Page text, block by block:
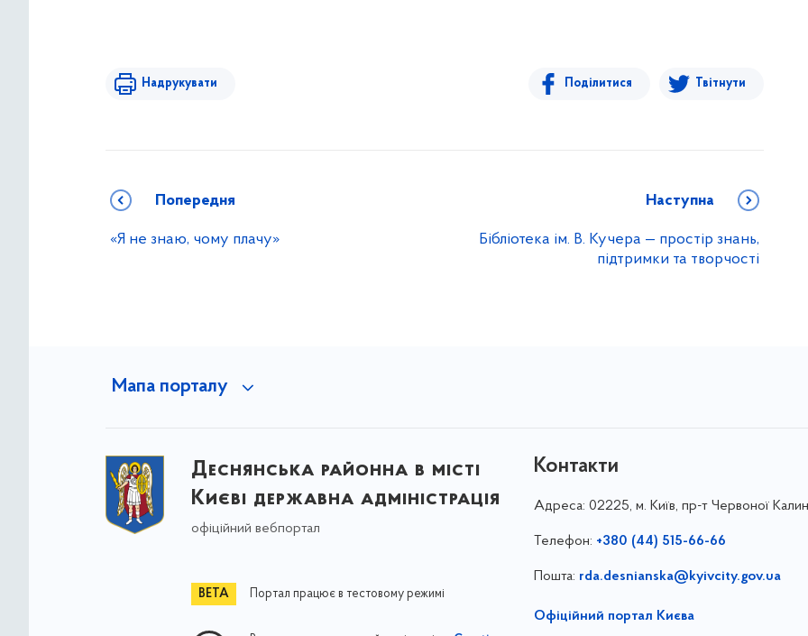
Надрукувати Поділитися Твітнути
Попередня
«Я не знаю, чому плачу»
Наступна
Бібліотека ім. В. Кучера — простір знань,
підтримки та творчості
Мапа порталу
Деснянська районна в місті
Києві державна адміністрація
офіційний вебпортал
Портал працює в тестовому режимі
Контакти
Адреса: 02225, м. Київ, пр-т Червоної
Телефон: +380 (44) 515-66-66
Пошта: rda.desnianska@kyivcity.gov.ua
Офіційний портал Києва